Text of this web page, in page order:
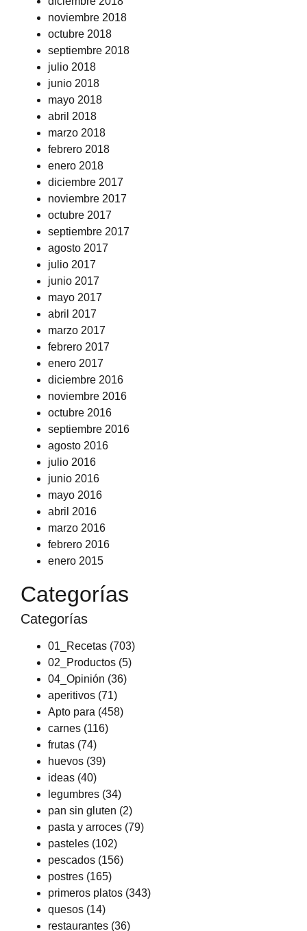
noviembre 2018
octubre 2018
septiembre 2018
julio 2018
junio 2018
mayo 2018
abril 2018
marzo 2018
febrero 2018
enero 2018
diciembre 2017
noviembre 2017
octubre 2017
septiembre 2017
agosto 2017
julio 2017
junio 2017
mayo 2017
abril 2017
marzo 2017
febrero 2017
enero 2017
diciembre 2016
noviembre 2016
octubre 2016
septiembre 2016
agosto 2016
julio 2016
junio 2016
mayo 2016
abril 2016
marzo 2016
febrero 2016
enero 2015
Categorías
Categorías
01_Recetas (703)
02_Productos (5)
04_Opinión (36)
aperitivos (71)
Apto para (458)
carnes (116)
frutas (74)
huevos (39)
ideas (40)
legumbres (34)
pan sin gluten (2)
pasta y arroces (79)
pasteles (102)
pescados (156)
postres (165)
primeros platos (343)
quesos (14)
restaurantes (36)